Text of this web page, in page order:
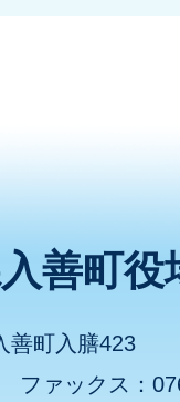
善町役
善町入膳423
ァックス：